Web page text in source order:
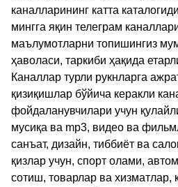
каналларининг катта
мингга яқин телеграм
маълумотларни топишингиз
ҳаволаси, таркиби ҳақида
Каналлар турли рукнларга
қизиқишлар бўйича керакли
фойдаланувчилари учун
мусиқа ва mp3, видео ва
санъат, дизайн, тиббиёт ва
қизлар учун, спорт олами,
сотиш, товарлар ва хизматлар,